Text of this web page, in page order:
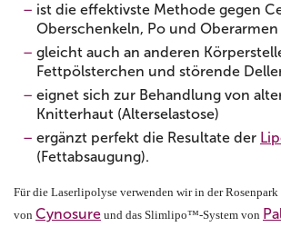
ist die effektivste Methode gegen
Oberschenkeln, Po und Oberarmen
gleicht auch an anderen
Fettpölsterchen und störende
eignet sich zur Behandlung von
Knitterhaut (Alterselastose)
ergänzt perfekt die Resultate der
(Fettabsaugung).
Für die Laserlipolyse verwenden wir in der
von Cynosure und das Slimlipo™-System von